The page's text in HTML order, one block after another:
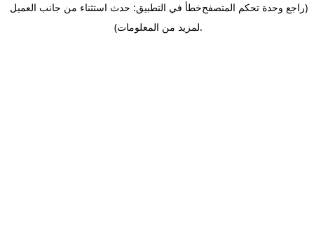
خطأ في التطبيق: حدث استثناء من جانب العميل(راجع وحدة تحكم المتصفح
لمزيد من المعلومات).